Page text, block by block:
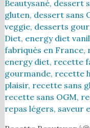
Beautysané, dessert
gluten, dessert sans
veggie, desserts
Diet, energy diet
fabriqués en France,
energy diet, recette
gourmande, recette
plaisir, recette sans
recette sans OGM,
repas légers, saveur